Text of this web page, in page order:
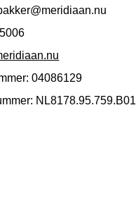
04086129
NL8178.95.759.B01